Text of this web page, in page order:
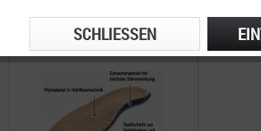
SCHLIESSEN